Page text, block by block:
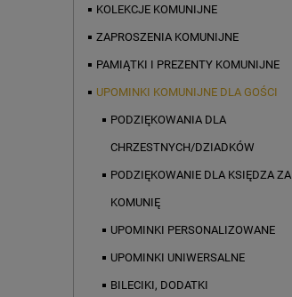
KOLEKCJE KOMUNIJNE
ZAPROSZENIA KOMUNIJNE
PAMIĄTKI I PREZENTY KOMUNIJNE
UPOMINKI KOMUNIJNE DLA GOŚCI
PODZIĘKOWANIA DLA
CHRZESTNYCH/DZIADKÓW
PODZIĘKOWANIE DLA KSIĘDZA ZA
KOMUNIĘ
UPOMINKI PERSONALIZOWANE
UPOMINKI UNIWERSALNE
BILECIKI, DODATKI